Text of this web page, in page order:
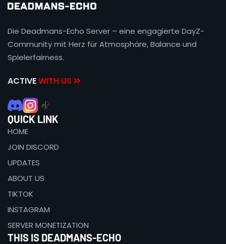
Die Deadmans-Echo Server – eine engagierte DayZ-
Community mit Herz für Atmosphäre, Balance und
Spielerfairness.
ACTIVEWITH US
QUICK LINK
HOME
JOIN DISCORD
UPDATES
ABOUT US
TIKTOK
INSTAGRAM
SERVER MONETIZATION
THIS IS DEADMANS-ECHO